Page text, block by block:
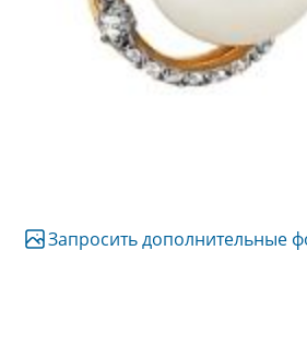
Запросить дополнительные